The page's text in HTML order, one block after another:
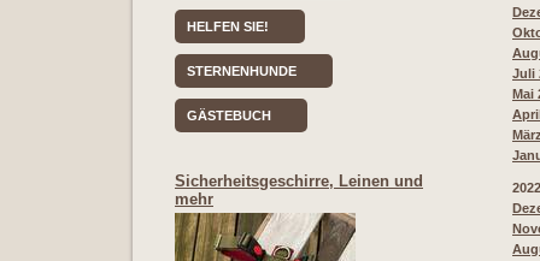
HELFEN SIE!
STERNENHUNDE
GÄSTEBUCH
Sicherheitsgeschirre, Leinen und
mehr
Juli
Mai
2022